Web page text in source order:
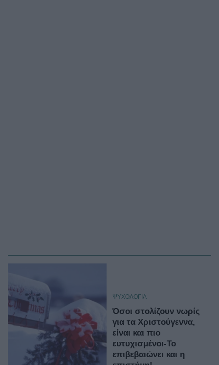
ΨΥΧΟΛΟΓΙΑ
Όσοι στολίζουν νωρίς
για τα Χριστούγεννα,
είναι και πιο
ευτυχισμένοι-Το
επιβεβαιώνει και η